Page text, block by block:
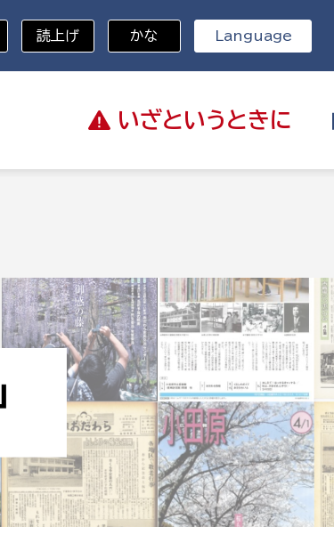
いざと いうときに
ザードマップ 避難場所
税
教育・子育て
防災・安全
福祉・健康
環境・エネルギー
総務課
職員課
財産管理課
契約検査課
市税総務課
市民税課
資産税課
文化部
読上げ かな Language